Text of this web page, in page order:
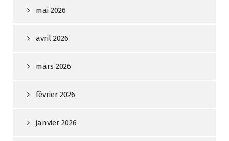
mai 2026
avril 2026
mars 2026
février 2026
janvier 2026